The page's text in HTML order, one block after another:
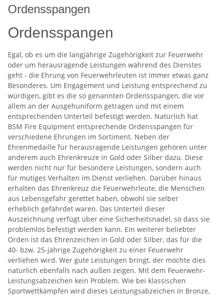
Ordensspangen
Ordensspangen
Egal, ob es um die langjährige Zugehörigkeit zur Feuerwehr
oder um herausragende Leistungen während des Dienstes
geht - die Ehrung von Feuerwehrleuten ist immer etwas ganz
Besonderes. Um Engagement und Leistung entsprechend zu
würdigen, gibt es die so genannten Ordensspangen, die vor
allem an der Ausgehuniform getragen und mit einem
entsprechenden Unterteil befestigt werden. Natürlich hat
BSM Fire Equipment entsprechende Ordensspangen für
verschiedene Ehrungen im Sortiment. Neben der
Ehrenmedaille für herausragende Leistungen gehören unter
anderem auch Ehrenkreuze in Gold oder Silber dazu. Diese
werden nicht nur für besondere Leistungen, sondern auch
für mutiges Verhalten im Dienst verliehen. Darüber hinaus
erhalten das Ehrenkreuz die Feuerwehrleute, die Menschen
aus Lebensgefahr gerettet haben, obwohl sie selber
erheblich gefährdet waren. Das Unterteil dieser
Auszeichnung verfügt über eine Sicherheitsnadel, so dass sie
problemlos befestigt werden kann. Ein weiterer beliebter
Orden ist das Ehrenzeichen in Gold oder Silber, das für die
40- bzw. 25-jährige Zugehörigkeit zu einer Feuerwehr
verliehen wird. Wer gute Leistungen bringt, der möchte dies
natürlich ebenfalls nach außen zeigen. Mit dem Feuerwehr-
Leistungsabzeichen kein Problem. Wie bei klassischen
Sportwettkämpfen wird dieses Leistungsabzeichen in Bronze,